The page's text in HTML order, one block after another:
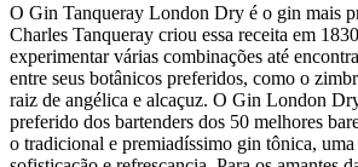
O Gin Tanqueray London Dry é o gin mais
Charles Tanqueray criou essa receita em
experimentar várias combinações até
entre seus botânicos preferidos, como o
raiz de angélica e alcaçuz. O Gin London
preferido dos bartenders dos 50 melhores
o tradicional e premiadíssimo gin tônica,